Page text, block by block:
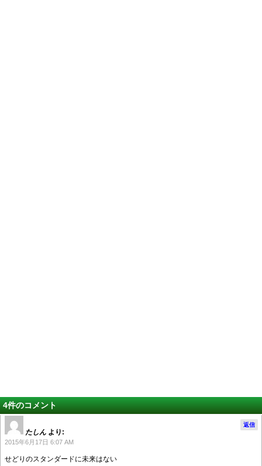
4件のコメント
たしん より:
2015年6月17日 6:07 AM
せどりのスタンダードに未来はない
返信